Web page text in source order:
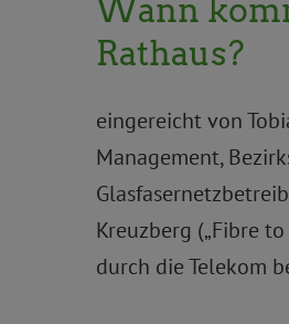
Wann
Rathaus?
eingereicht von
Management,
Kreuzberg („Fibre
durch die Telekom